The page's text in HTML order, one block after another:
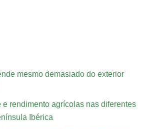
mesmo demasiado do exterior
e rendimento agrícolas nas diferentes
Ibérica